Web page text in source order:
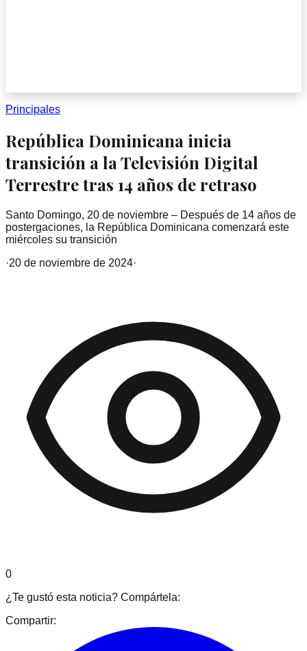
Principales
República Dominicana inicia
transición a la Televisión Digital
Terrestre tras 14 años de retraso
Santo Domingo, 20 de noviembre – Después de 14 años de
postergaciones, la República Dominicana comenzará este
miércoles su transición
·20 de noviembre de 2024·
0
¿Te gustó esta noticia? Compártela:
Compartir: